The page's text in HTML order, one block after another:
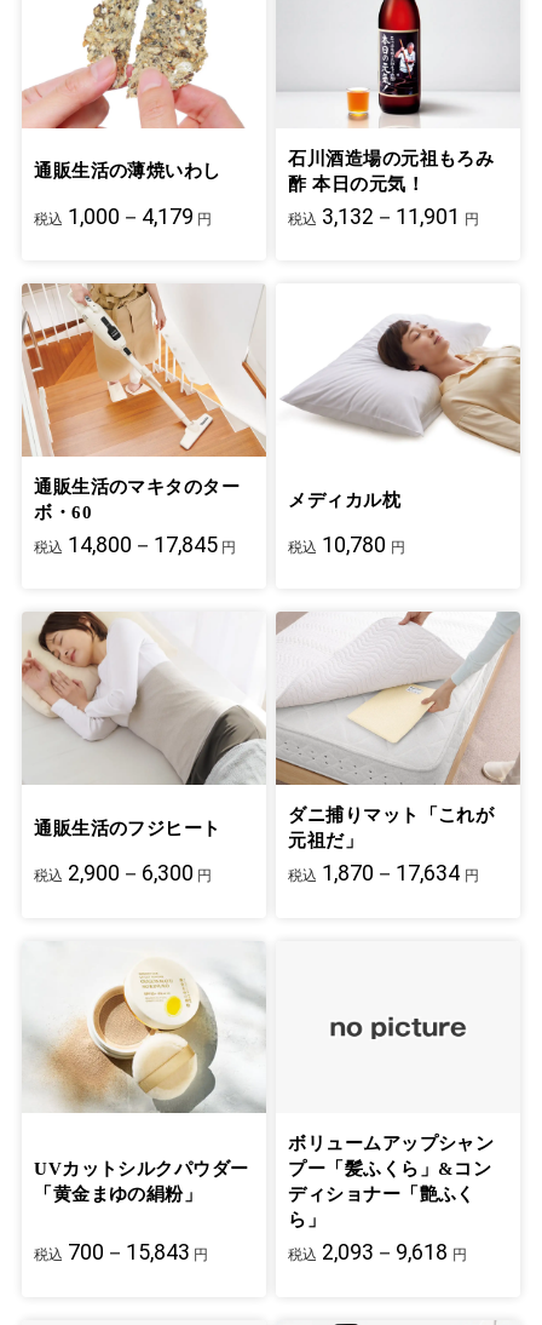
通販生活の薄焼いわし
税込 1,000－4,179 円
石川酒造場の元祖もろみ
酢 本日の元気！
税込 3,132－11,901 円
通販生活のマキタのター
ボ・60
税込 14,800－17,845 円
メディカル枕
税込 10,780 円
通販生活のフジヒート
税込 2,900－6,300 円
ダニ捕りマット「これが
元祖だ」
税込 1,870－17,634 円
UVカットシルクパウダー
「黄金まゆの絹粉」
税込 700－15,843 円
ボリュームアップシャン
プー「髪ふくら」&コン
ディショナー「艶ふく
ら」
税込 2,093－9,618 円